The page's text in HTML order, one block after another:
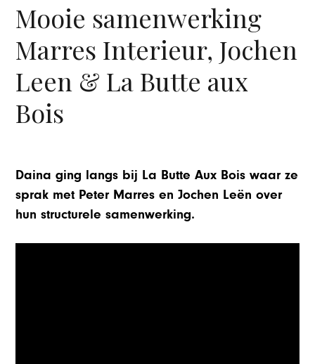
Mooie samenwerking
Marres Interieur, Jochen
Leen & La Butte aux
Bois
Daina ging langs bij La Butte Aux Bois waar ze
sprak met Peter Marres en Jochen Leën over
hun structurele samenwerking.